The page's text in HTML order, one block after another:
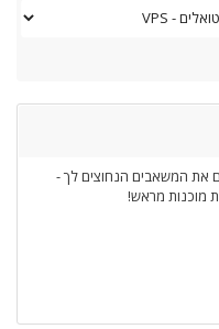
את המשאבים הנחוצים לך -
מוכנות מראש!